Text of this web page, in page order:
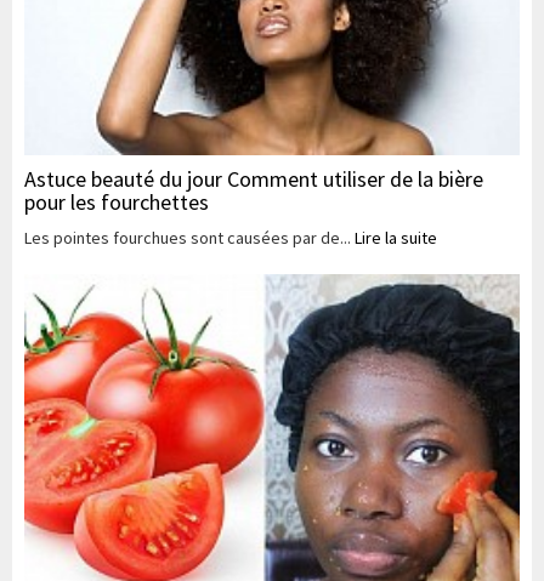
Astuce beauté du jour Comment utiliser de la bière
pour les fourchettes
Les pointes fourchues sont causées par de... Lire la suite